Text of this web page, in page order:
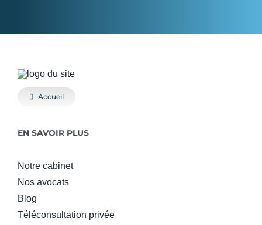
Accueil
EN SAVOIR PLUS
Notre cabinet
Nos avocats
Blog
Téléconsultation privée